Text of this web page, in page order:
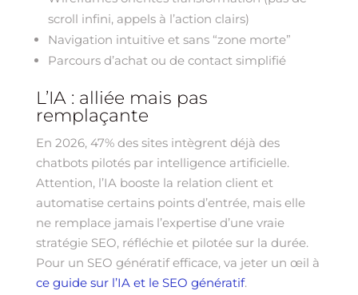
scroll infini, appels à l’action clairs)
Navigation intuitive et sans “zone morte”
Parcours d’achat ou de contact simplifié
L’IA : alliée mais pas
remplaçante
En 2026, 47% des sites intègrent déjà des
chatbots pilotés par intelligence artificielle.
Attention, l’IA booste la relation client et
automatise certains points d’entrée, mais elle
ne remplace jamais l’expertise d’une vraie
stratégie SEO, réfléchie et pilotée sur la durée.
Pour un SEO génératif efficace, va jeter un œil à
ce guide sur l’IA et le SEO génératif.